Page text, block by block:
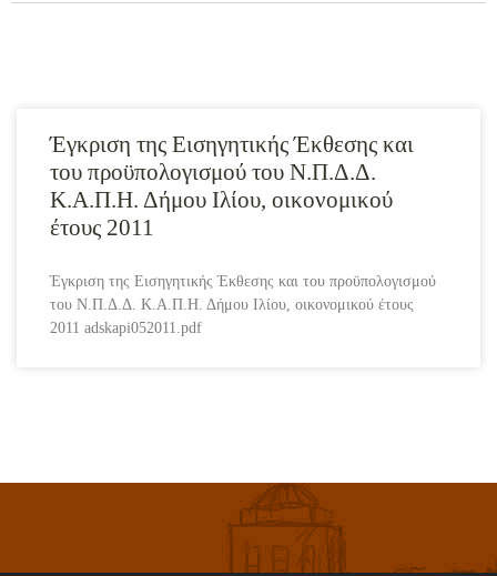
Έγκριση της Εισηγητικής Έκθεσης και
του προϋπολογισμού του N.Π.Δ.Δ.
Κ.Α.Π.Η. Δήμου Ιλίου, οικονομικού
έτους 2011
Έγκριση της Εισηγητικής Έκθεσης και του προϋπολογισμού
του N.Π.Δ.Δ. Κ.Α.Π.Η. Δήμου Ιλίου, οικονομικού έτους
2011 adskapi052011.pdf